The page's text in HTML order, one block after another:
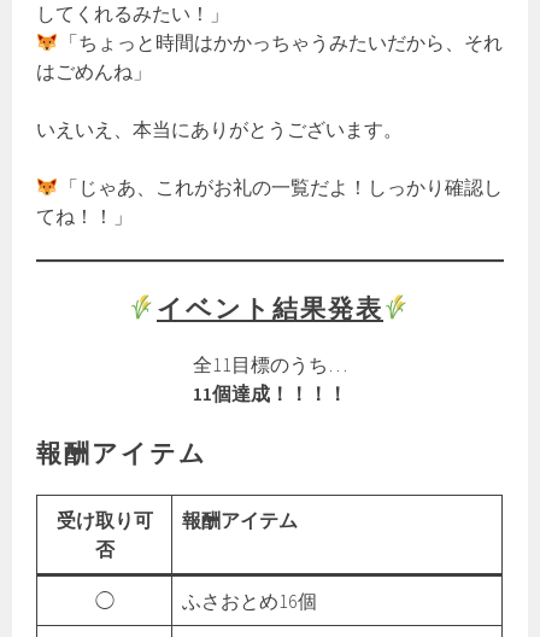
してくれるみたい！」
「ちょっと時間はかかっちゃうみたいだから、それ
はごめんね」
いえいえ、本当にありがとうございます。
「じゃあ、これがお礼の一覧だよ！しっかり確認し
てね！！」
イベント結果発表
全11目標のうち…
11個達成！！！！
報酬アイテム
受け取り可
否
報酬アイテム
◯ ふさおとめ16個